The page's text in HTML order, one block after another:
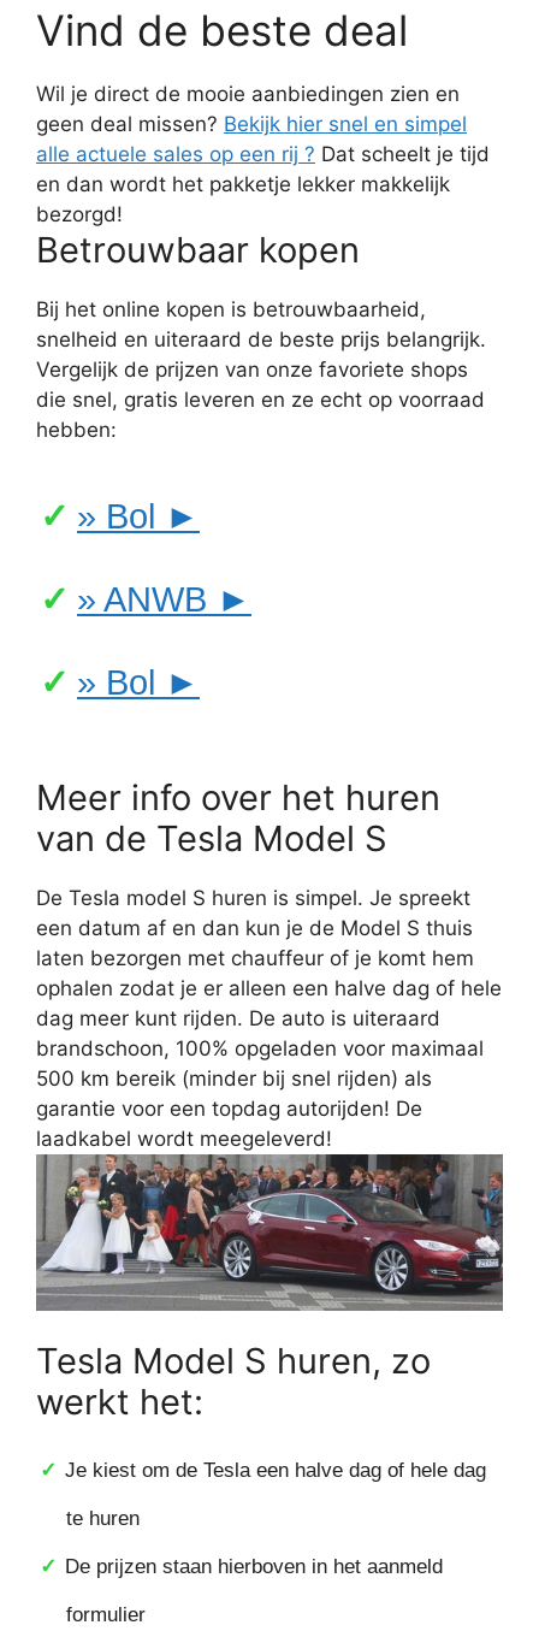
Vind de beste deal
Wil je direct de mooie aanbiedingen zien en
geen deal missen? Bekijk hier snel en simpel
alle actuele sales op een rij ? Dat scheelt je tijd
en dan wordt het pakketje lekker makkelijk
bezorgd!
Betrouwbaar kopen
Bij het online kopen is betrouwbaarheid,
snelheid en uiteraard de beste prijs belangrijk.
Vergelijk de prijzen van onze favoriete shops
die snel, gratis leveren en ze echt op voorraad
hebben:
» Bol ►
» ANWB ►
» Bol ►
Meer info over het huren
van de Tesla Model S
De Tesla model S huren is simpel. Je spreekt
een datum af en dan kun je de Model S thuis
laten bezorgen met chauffeur of je komt hem
ophalen zodat je er alleen een halve dag of hele
dag meer kunt rijden. De auto is uiteraard
brandschoon, 100% opgeladen voor maximaal
500 km bereik (minder bij snel rijden) als
garantie voor een topdag autorijden! De
laadkabel wordt meegeleverd!
Tesla Model S huren, zo
werkt het:
Je kiest om de Tesla een halve dag of hele dag
te huren
De prijzen staan hierboven in het aanmeld
formulier